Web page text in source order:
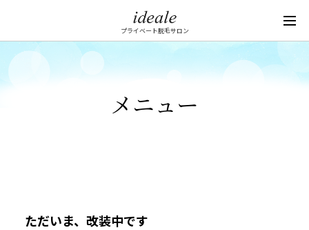
プライベート脱毛サロン
メニュー
ただいま、改装中です